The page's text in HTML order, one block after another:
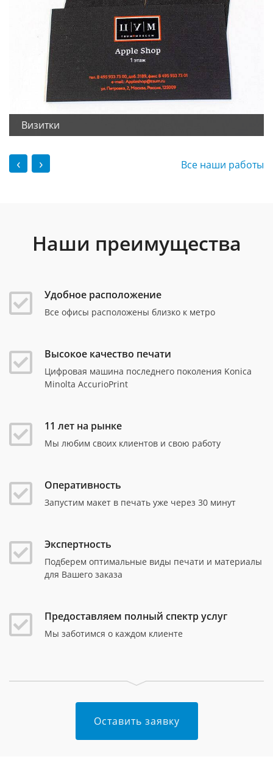
Визитки
‹ › Все наши работы
Наши преимущества
Удобное расположение
Все офисы расположены близко к метро
Высокое качество печати
Цифровая машина последнего поколения Konica
Minolta AccurioPrint
11 лет на рынке
Мы любим своих клиентов и свою работу
Оперативность
Запустим макет в печать уже через 30 минут
Экспертность
Подберем оптимальные виды печати и материалы
для Вашего заказа
Предоставляем полный спектр услуг
Мы заботимся о каждом клиенте
Оставить заявку